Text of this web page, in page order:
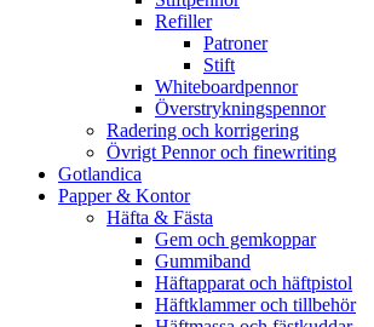
Refiller
Patroner
Stift
Whiteboardpennor
Överstrykningspennor
Radering och korrigering
Övrigt Pennor och finewriting
Gotlandica
Papper & Kontor
Häfta & Fästa
Gem och gemkoppar
Gummiband
Häftapparat och häftpistol
Häftklammer och tillbehör